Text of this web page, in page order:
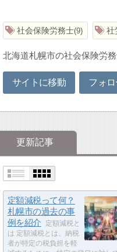
社会保険労務士 9 社
北海道札幌市の社会保険労
サイトに移動 フォ
更新記事
定額減税って何？
札幌市の過去の事
例を紹介
定額減税と
は 定額減税とは、納税
者が特定の税負担を軽